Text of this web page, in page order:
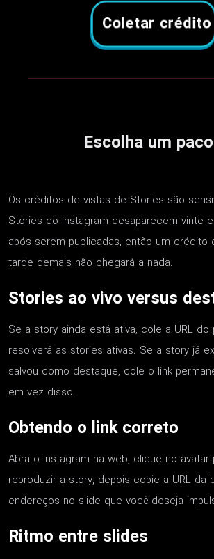
Coletar
Escolha um
Os créditos de vistas de Stories são
Stories do Instagram desaparecem vinte
após serem publicadas, então um crédito
tarde demais não chegará a nada.
Stories ao vivo versus
Se a story ainda está ativa, cole a URL
resolverá as stories ativas. Se a story já
salvou como destaque, cole o link
em vez disso.
Obtendo o link correto
Abra o Instagram na web, clique no
reproduzir a story, depois copie a URL da
endereços no slide que você deseja
Ritmo entre slides